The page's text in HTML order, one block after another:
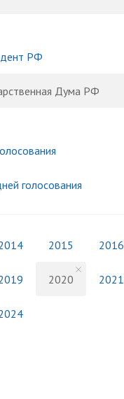
РФ
Дума РФ
голосования
2015 2016
2020 2021